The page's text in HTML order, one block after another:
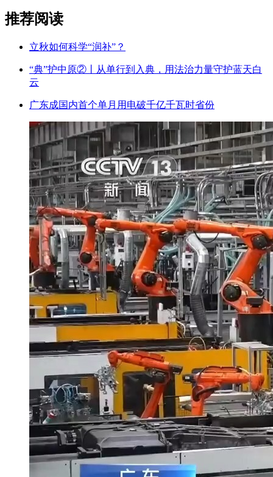
推荐阅读
立秋如何科学“润补”？
“典”护中原②‌丨从单行到入典，用法治力量守护蓝天白
云
广东成国内首个单月用电破千亿千瓦时省份